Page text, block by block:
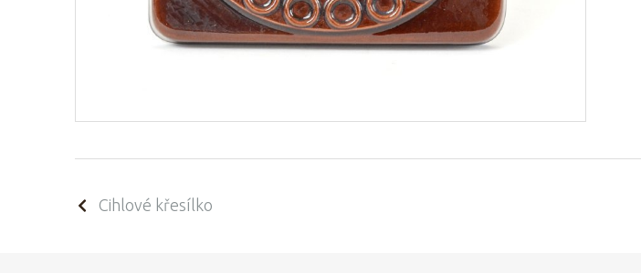
Cihlové křesílko